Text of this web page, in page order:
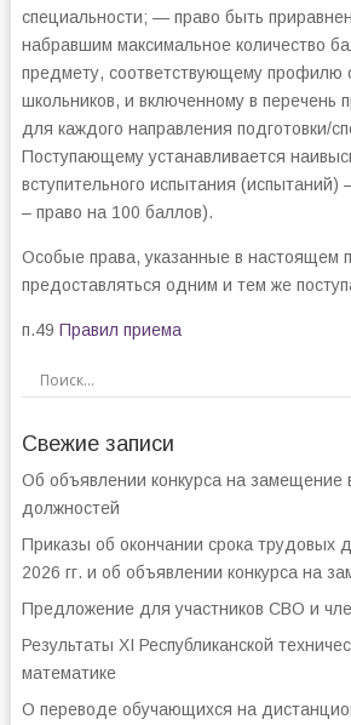
специальности; — право быть
набравшим максимальное количество
предмету, соответствующему профилю
школьников, и включенному в перечень
для каждого направления подготовки/
Поступающему устанавливается
вступительного испытания
– право на 100 баллов).
Особые права, указанные в настоящем
предоставляться одним и тем же
п.49 Правил приема
Свежие записи
Об объявлении конкурса на замещение
должностей
Приказы об окончании срока трудовых
2026 гг. и об объявлении конкурса на
Предложение для участников СВО и
Результаты XI Республиканской
математике
О переводе обучающихся на